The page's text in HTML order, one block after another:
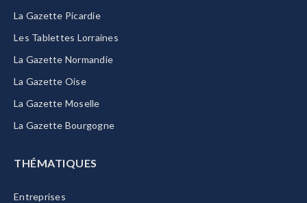
La Gazette Picardie
Les Tablettes Lorraines
La Gazette Normandie
La Gazette Oise
La Gazette Moselle
La Gazette Bourgogne
THÉMATIQUES
Entreprises